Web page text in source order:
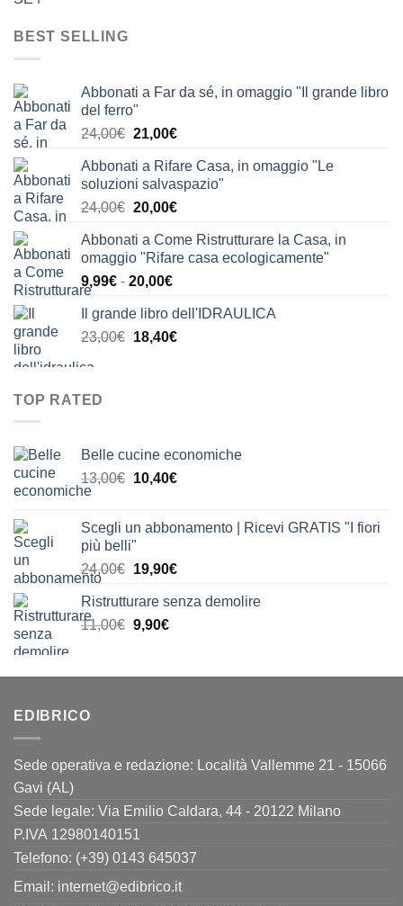
BEST SELLING
Abbonati a Far da sé, in omaggio "Il grande libro
del ferro"
24,00€ Il
originale
era:
24,00€.
21,00€Il
attuale
è:
21,00€.
Abbonati a Rifare Casa, in omaggio "Le
soluzioni salvaspazio"
24,00€ Il
originale
era:
24,00€.
20,00€Il
attuale
è:
Abbonati a Come Ristrutturare la Casa, in
omaggio "Rifare casa ecologicamente"
9,99€ - 20,00€Fascia
prezzo:
da
Il grande libro dell'IDRAULICA
23,00€ Il
18,40€Il
TOP RATED
Belle cucine economiche
13,00€ Il
era:
10,40€Il
è:
Scegli un abbonamento | Ricevi GRATIS "I fiori
più belli"
24,00€ Il
originale
era:
19,90€Il
attuale
Ristrutturare senza demolire
11,00€ Il
era:
9,90€Il
è:
EDIBRICO
Sede operativa e redazione: Località Vallemme 21 - 15066
Gavi (AL)
Sede legale: Via Emilio Caldara, 44 - 20122 Milano
P.IVA 12980140151
Telefono: (+39) 0143 645037
Email: internet@edibrico.it